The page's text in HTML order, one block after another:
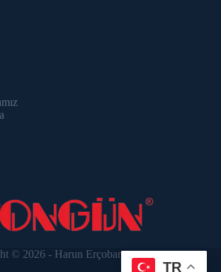
© 2026 - Harun Erçoban
TR